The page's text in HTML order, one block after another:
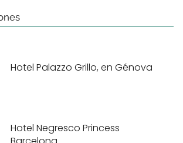
Hotel Palazzo Grillo, en Génova
Hotel Negresco Princess